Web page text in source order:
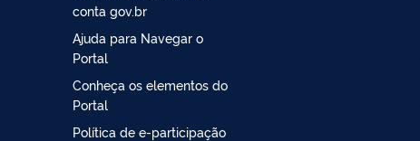
conta gov.br
Ajuda para Navegar o
Portal
Conheça os elementos do
Portal
Política de e-participação